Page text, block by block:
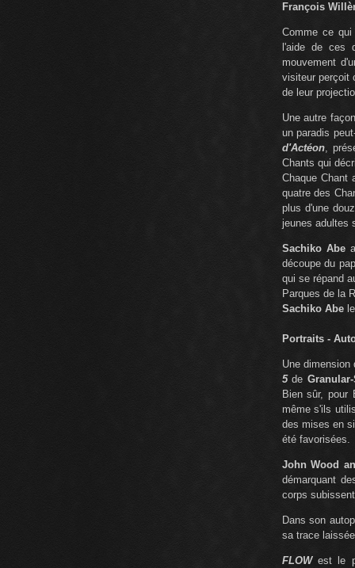
François
Comme ce
l'aide de ces
mouvement
visiteur perçoit
de leur
Une autre
un paradis
d'Actéon,
Chants qui
Chaque Chant
quatre des
plus d'une
jeunes adultes
Sachiko Abea
découpe du
qui se répand
Parques de la
Sachiko Abe
Portraits -
Une
5de
Bien sûr, pour
même s'ils
des mises en
été favorisées.
John Wood
démarquant
corps
Dans son
sa trace
FLOWest le